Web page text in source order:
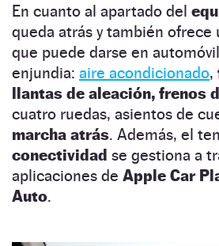
En cuanto al apartado del
queda atrás y también ofrece
que puede darse en
enjundia: aire acondicionado,
llantas de aleación, frenos
cuatro ruedas, asientos de
marcha atrás. Además, el
conectividad se gestiona a
aplicaciones de Apple Car
Auto.